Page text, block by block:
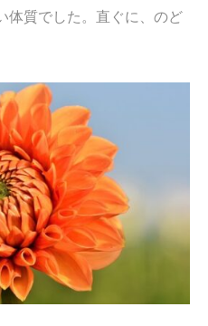
体質でした。直ぐに、のど